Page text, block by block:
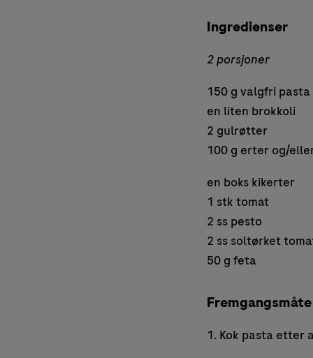
Ingredienser
2 porsjoner
150 g valgfri
en liten brokkoli
2 gulrøtter
100 g erter og/
en boks kikerter
1 stk tomat
2 ss pesto
2 ss soltørket
50 g feta
Fremgangsmåte
1. Kok pasta etter